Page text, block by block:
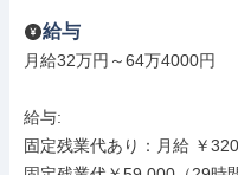
給与
月給32万円～64万4000円
給与:
固定残業代あり：月給 ￥